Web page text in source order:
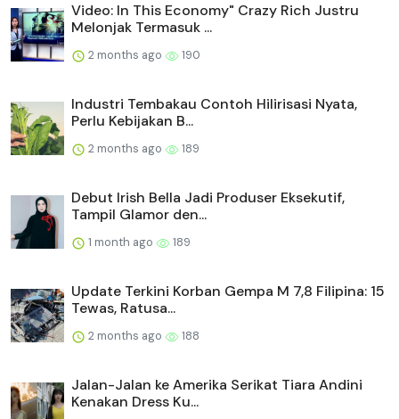
Video: In This Economy" Crazy Rich Justru
Melonjak Termasuk ...
2 months ago 190
Industri Tembakau Contoh Hilirisasi Nyata,
Perlu Kebijakan B...
2 months ago 189
Debut Irish Bella Jadi Produser Eksekutif,
Tampil Glamor den...
1 month ago 189
Update Terkini Korban Gempa M 7,8 Filipina: 15
Tewas, Ratusa...
2 months ago 188
Jalan-Jalan ke Amerika Serikat Tiara Andini
Kenakan Dress Ku...